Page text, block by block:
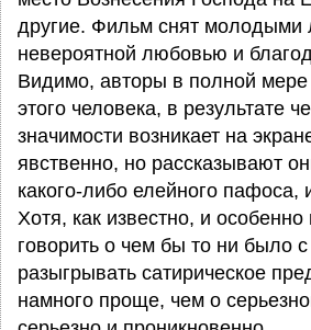
другие. Фильм снят молодыми
невероятной любовью и
Видимо, авторы в полной мере
этого человека, в результате
значимости возникает на
явственно, но рассказывают
какого-либо елейного пафоса,
Хотя, как известно, и
говорить о чем бы то ни было
разыгрывать сатирическое
намного проще, чем о